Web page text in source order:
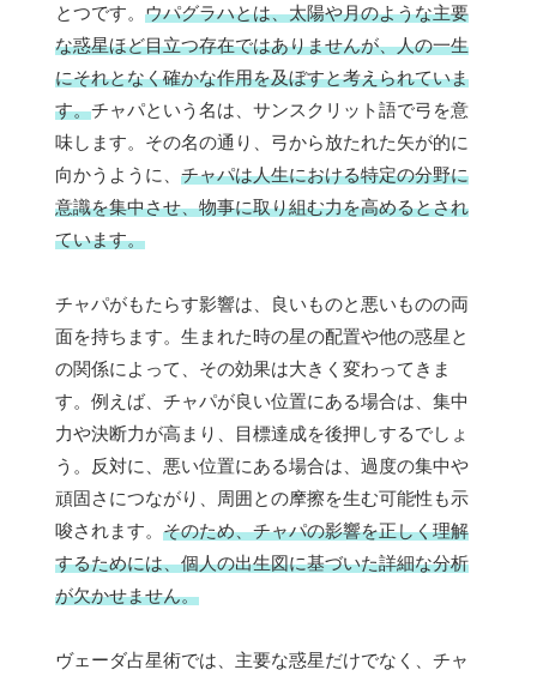
とつです。 ウパグラハとは、太陽や月のような主要
な惑星ほど目立つ存在ではありませんが、人の一生
にそれとなく確かな作用を及ぼすと考えられていま
す。チャパという名は、サンスクリット語で弓を意
味します。その名の通り、弓から放たれた矢が的に
向かうように、 チャパは人生における特定の分野に
意識を集中させ、物事に取り組む力を高めるとされ
ています。
チャパがもたらす影響は、良いものと悪いものの両
面を持ちます。生まれた時の星の配置や他の惑星と
の関係によって、その効果は大きく変わってきま
す。例えば、チャパが良い位置にある場合は、集中
力や決断力が高まり、目標達成を後押しするでしょ
う。反対に、悪い位置にある場合は、過度の集中や
頑固さにつながり、周囲との摩擦を生む可能性も示
唆されます。 そのため、チャパの影響を正しく理解
するためには、個人の出生図に基づいた詳細な分析
が欠かせません。
ヴェーダ占星術では、主要な惑星だけでなく、チャ